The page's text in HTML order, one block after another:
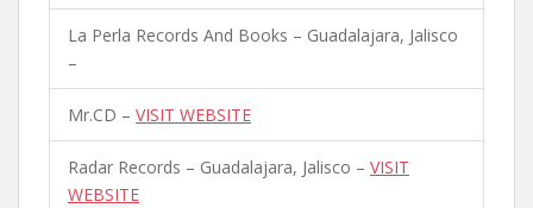
La Perla Records And Books – Guadalajara, Jalisco
–
Mr.CD – VISIT WEBSITE
Radar Records – Guadalajara, Jalisco – VISIT
WEBSITE